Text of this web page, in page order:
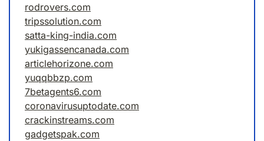
rodrovers.com
tripssolution.com
satta-king-india.com
yukigassencanada.com
articlehorizone.com
yuqqbbzp.com
7betagents6.com
coronavirusuptodate.com
crackinstreams.com
gadgetspak.com